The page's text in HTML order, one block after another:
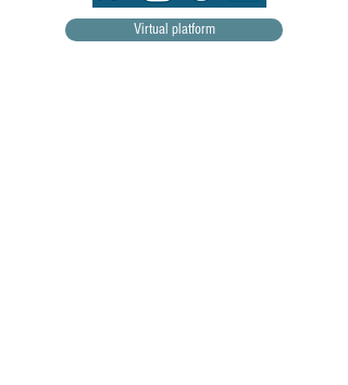
Virtual platform